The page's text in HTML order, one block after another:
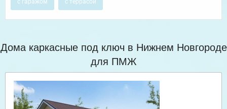
с гаражом с террасой
Дома каркасные под ключ в Нижнем Новгороде
для ПМЖ